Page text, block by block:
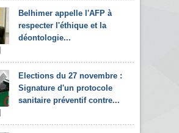
Belhimer appelle l'AFP à
respecter l'éthique et la
déontologie...
Elections du 27 novembre :
Signature d'un protocole
sanitaire préventif contre...